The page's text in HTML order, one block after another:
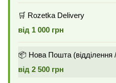
🛒 Rozetka Delivery
від 1 000 грн
📦 Нова Пошта (відділення
від 2 500 грн